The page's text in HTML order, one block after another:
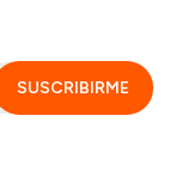
SUSCRIBIRME